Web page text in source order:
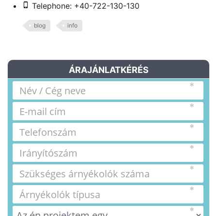
Telephone: +40-722-130-130
blog info
ÁRAJÁNLATKÉRÉS